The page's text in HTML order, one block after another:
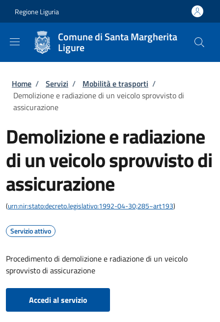
Regione Liguria
Comune di Santa Margherita
Ligure
Briciole di pane
Home / Servizi / Mobilità e trasporti /
Demolizione e radiazione di un veicolo sprovvisto di
assicurazione
Demolizione e radiazione
di un veicolo sprovvisto di
assicurazione
(urn:nir:stato:decreto.legislativo:1992-04-30;285~art193)
Servizio attivo
Procedimento di demolizione e radiazione di un veicolo
sprovvisto di assicurazione
Accedi al servizio